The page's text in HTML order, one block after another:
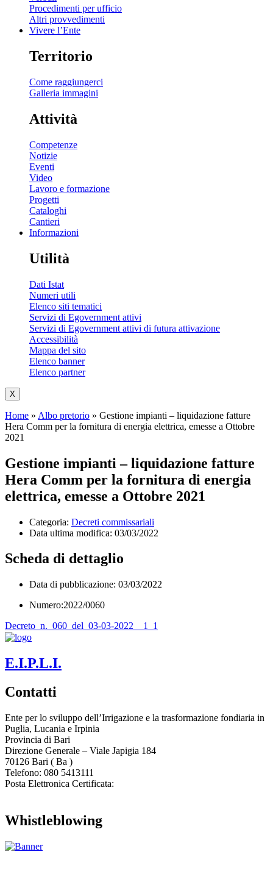
Procedimenti per ufficio
Altri provvedimenti
Vivere l’Ente
Territorio
Come raggiungerci
Galleria immagini
Attività
Competenze
Notizie
Eventi
Video
Lavoro e formazione
Progetti
Cataloghi
Cantieri
Informazioni
Utilità
Dati Istat
Numeri utili
Elenco siti tematici
Servizi di Egovernment attivi
Servizi di Egovernment attivi di futura attivazione
Accessibilità
Mappa del sito
Elenco banner
Elenco partner
X
Home » Albo pretorio » Gestione impianti – liquidazione fatture
Hera Comm per la fornitura di energia elettrica, emesse a Ottobre
2021
Gestione impianti – liquidazione fatture
Hera Comm per la fornitura di energia
elettrica, emesse a Ottobre 2021
Categoria: Decreti commissariali
Data ultima modifica: 03/03/2022
Scheda di dettaglio
Data di pubblicazione: 03/03/2022
Numero:2022/0060
Decreto_n._060_del_03-03-2022__1_1
E.I.P.L.I.
Contatti
Ente per lo sviluppo dell’Irrigazione e la trasformazione fondiaria in
Puglia, Lucania e Irpinia
Provincia di Bari
Direzione Generale – Viale Japigia 184
70126 Bari ( Ba )
Telefono: 080 5413111
Posta Elettronica Certificata:
Whistleblowing